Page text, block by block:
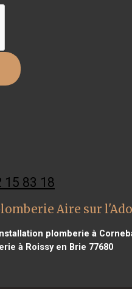
15 83 18
Aire sur
plomberie à
à Roissy en Brie 77680